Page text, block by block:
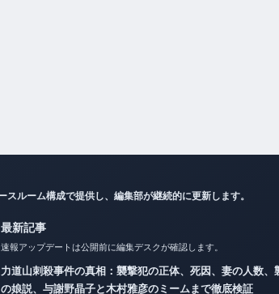
最新記事
二千翔（服部二千翔）の実父や年収、現在の職業は？